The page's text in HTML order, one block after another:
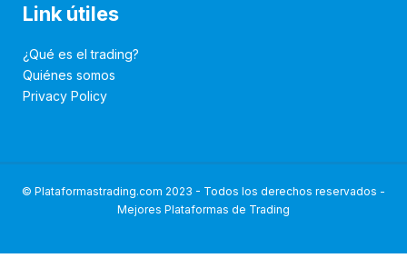
Link útiles
¿Qué es el trading?
Quiénes somos
Privacy Policy
© Plataformastrading.com 2023 - Todos los derechos reservados -
Mejores Plataformas de Trading